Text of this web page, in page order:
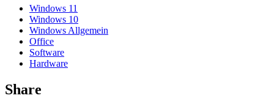
Windows 11
Windows 10
Windows Allgemein
Office
Software
Hardware
Share